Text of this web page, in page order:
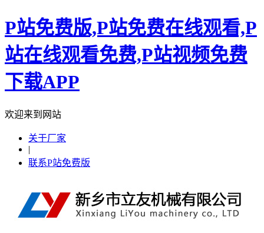
P站免费版,P站免费在线观看,P
站在线观看免费,P站视频免费
下载APP
欢迎来到网站
关于厂家
|
联系P站免费版